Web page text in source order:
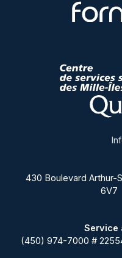
430 Boulevard Arthur-
6V7
Service
(450) 974-7000 #